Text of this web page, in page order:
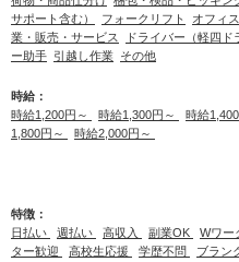
サポート含む）
フォークリフト オフィ
業・販売・サービス
ドライバー（軽四ド
ー助手 引越し作業 その他
時給：
時給1,200円～
時給1,300円～ 時給
1,800円～
時給2,000円～
特徴：
日払い
週払い 高収入 副業OK Wワー
ター歓迎
高校生応援 学歴不問 ブラン